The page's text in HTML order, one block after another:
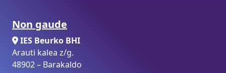
Non gaude
IES Beurko BHI
Arauti kalea z/g.
48902 – Barakaldo